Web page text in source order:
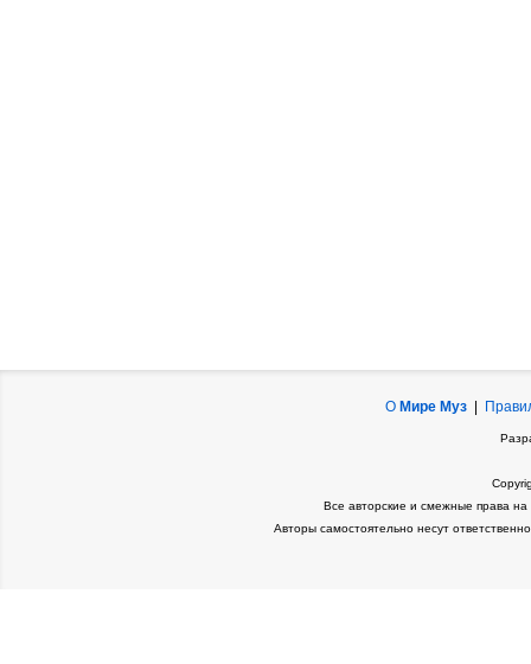
О Мире Муз|
Все авторские и смежные права
Авторы самостоятельно несут